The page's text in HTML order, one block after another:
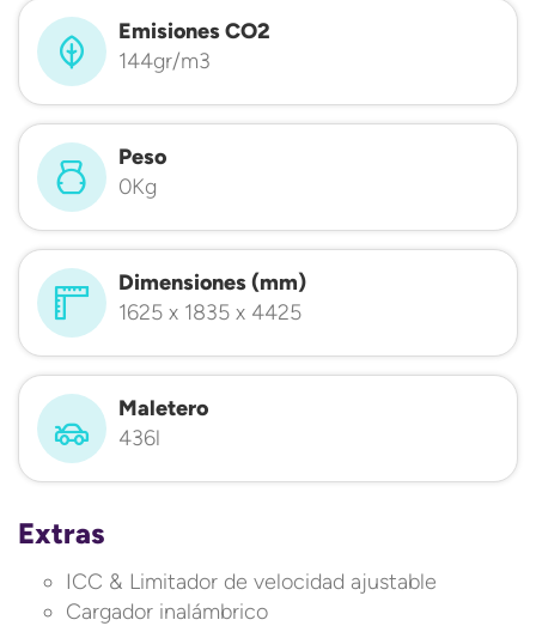
Emisiones CO2
144gr/m3
Peso
0Kg
Dimensiones (mm)
1625 x 1835 x 4425
Maletero
436l
Extras
ICC & Limitador de velocidad ajustable
Cargador inalámbrico